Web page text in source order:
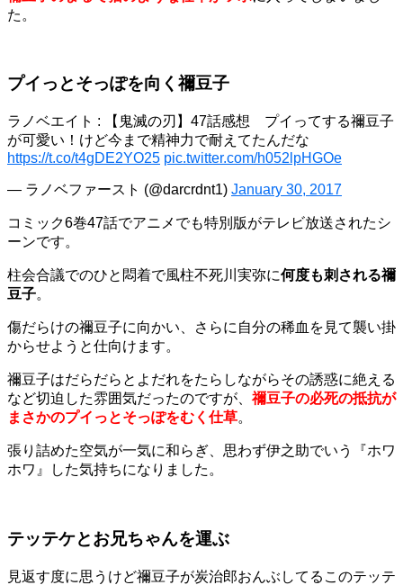
た。
プイっとそっぽを向く禰豆子
ラノベエイト : 【鬼滅の刃】47話感想 プイってする禰豆子
が可愛い！けど今まで精神力で耐えてたんだな
https://t.co/t4gDE2YO25 pic.twitter.com/h052lpHGOe
— ラノベファースト (@darcrdnt1) January 30, 2017
コミック6巻47話でアニメでも特別版がテレビ放送されたシ
ーンです。
柱会合議でのひと悶着で風柱不死川実弥に何度も刺される禰
豆子。
傷だらけの禰豆子に向かい、さらに自分の稀血を見て襲い掛
からせようと仕向けます。
禰豆子はだらだらとよだれをたらしながらその誘惑に絶える
など切迫した雰囲気だったのですが、 禰豆子の必死の抵抗が
まさかのプイっとそっぽをむく仕草。
張り詰めた空気が一気に和らぎ、思わず伊之助でいう『ホワ
ホワ』した気持ちになりました。
テッテケとお兄ちゃんを運ぶ
見返す度に思うけど禰豆子が炭治郎おんぶしてるこのテッテ